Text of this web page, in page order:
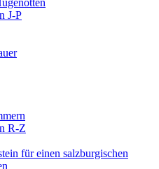
J-P
R-Z
für einen salzburgischen